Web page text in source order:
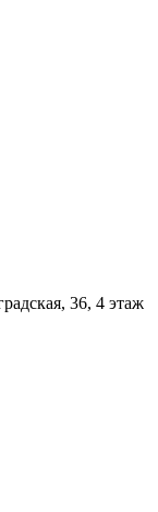
36, 4 этаж